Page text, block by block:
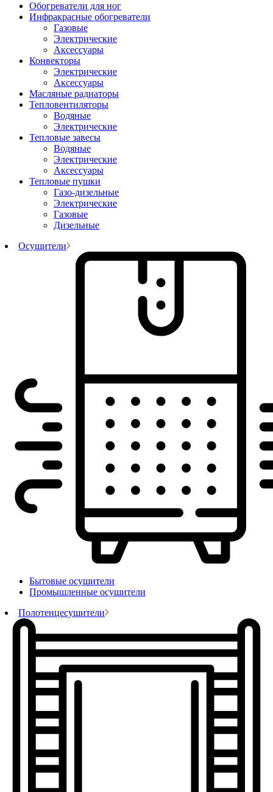
Обогреватели для ног
Инфракрасные обогреватели
Газовые
Электрические
Аксессуары
Конвекторы
Электрические
Аксессуары
Масляные радиаторы
Тепловентиляторы
Водяные
Электрические
Тепловые завесы
Водяные
Электрические
Аксессуары
Тепловые пушки
Газо-дизельные
Электрические
Газовые
Дизельные
Осушители
Бытовые осушители
Промышленные осушители
Полотенцесушители